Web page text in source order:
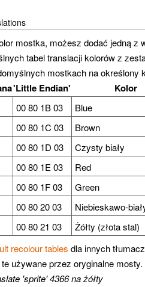
mostka, możesz dodać jedną z
tabel translacji kolorów z
mostkach na określony
'Little Endian' Kolor
00 80 1B 03
Blue
00 80 1C 03
Brown
00 80 1D 03
Czysty biały
00 80 1E 03
Red
00 80 1F 03
Green
00 80 20 03
Niebieskawo-
00 80 21 03
Żółty (złota stal)
recolour tables dla innych
używane przez oryginalne mosty.
'sprite' 4366 na żółty